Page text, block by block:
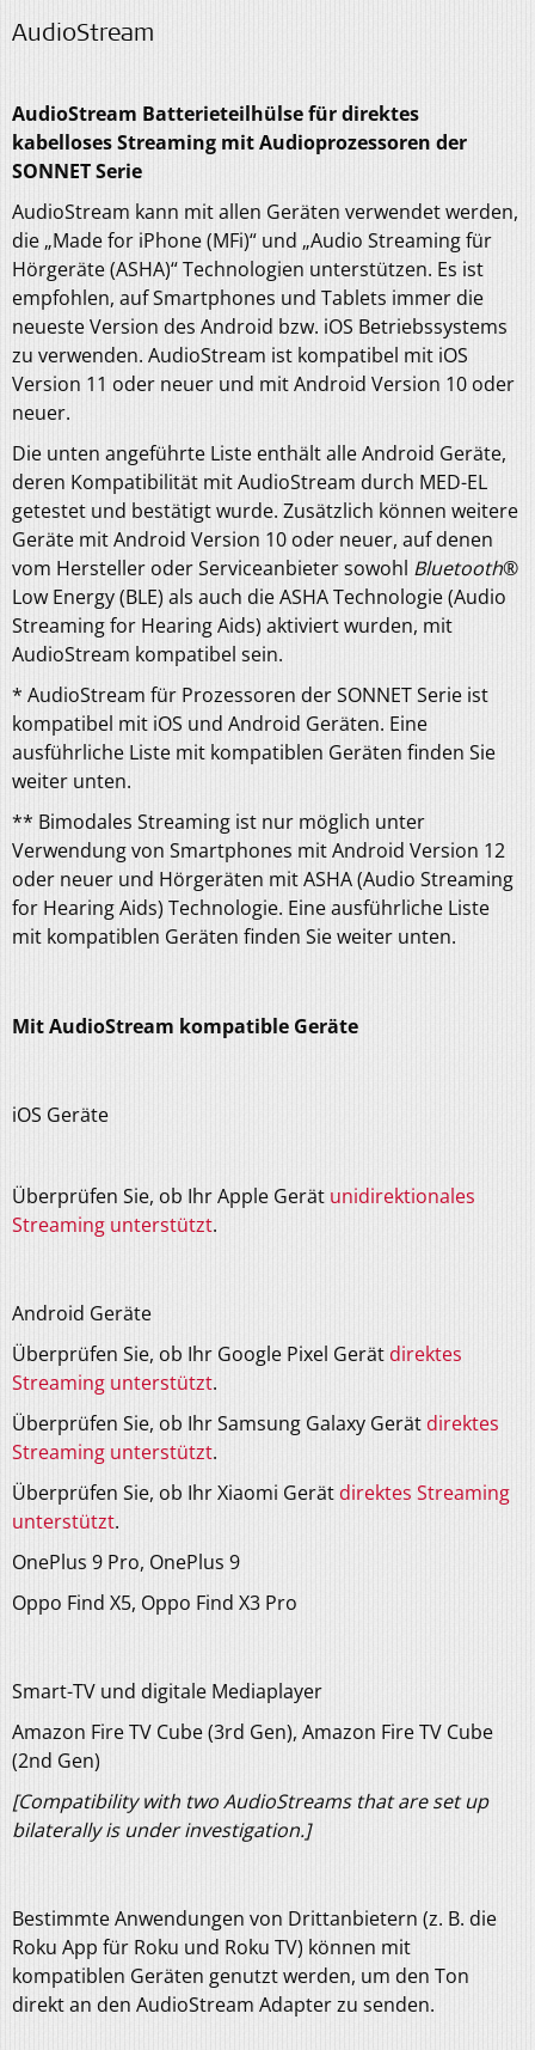
AudioStream
AudioStream Batterieteilhülse für direktes
kabelloses Streaming mit Audioprozessoren der
SONNET Serie
AudioStream kann mit allen Geräten verwendet werden,
die „Made for iPhone (MFi)“ und „Audio Streaming für
Hörgeräte (ASHA)“ Technologien unterstützen. Es ist
empfohlen, auf Smartphones und Tablets immer die
neueste Version des Android bzw. iOS Betriebssystems
zu verwenden. AudioStream ist kompatibel mit iOS
Version 11 oder neuer und mit Android Version 10 oder
neuer.
Die unten angeführte Liste enthält alle Android Geräte,
deren Kompatibilität mit AudioStream durch MED-EL
getestet und bestätigt wurde. Zusätzlich können weitere
Geräte mit Android Version 10 oder neuer, auf denen
vom Hersteller oder Serviceanbieter sowohl Bluetooth®
Low Energy (BLE) als auch die ASHA Technologie (Audio
Streaming for Hearing Aids) aktiviert wurden, mit
AudioStream kompatibel sein.
* AudioStream für Prozessoren der SONNET Serie ist
kompatibel mit iOS und Android Geräten. Eine
ausführliche Liste mit kompatiblen Geräten finden Sie
weiter unten.
** Bimodales Streaming ist nur möglich unter
Verwendung von Smartphones mit Android Version 12
oder neuer und Hörgeräten mit ASHA (Audio Streaming
for Hearing Aids) Technologie. Eine ausführliche Liste
mit kompatiblen Geräten finden Sie weiter unten.
Mit AudioStream kompatible Geräte
iOS Geräte
Überprüfen Sie, ob Ihr Apple Gerät unidirektionales
Streaming unterstützt.
Android Geräte
Überprüfen Sie, ob Ihr Google Pixel Gerätdirektes
Streaming unterstützt.
Überprüfen Sie, ob Ihr Samsung Galaxy Gerät direktes
Streaming unterstützt.
Überprüfen Sie, ob Ihr Xiaomi Gerät direktes Streaming
unterstützt.
OnePlus 9 Pro, OnePlus 9
Oppo Find X5, Oppo Find X3 Pro
Smart-TV und digitale Mediaplayer
Amazon Fire TV Cube (3rd Gen), Amazon Fire TV Cube
(2nd Gen)
[Compatibility with two AudioStreams that are set up
bilaterally is under investigation.]
Bestimmte Anwendungen von Drittanbietern (z. B. die
Roku App für Roku und Roku TV) können mit
kompatiblen Geräten genutzt werden, um den Ton
direkt an den AudioStream Adapter zu senden.